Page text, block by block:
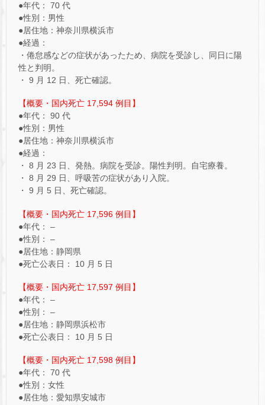
●年代： 70 代
●性別：男性
●居住地：神奈川県横浜市
●経過：
・倦怠感などの症状があったため、病院を受診し、同日に陽
性と判明。
・ 9 月 12 日、死亡確認。
【概要・国内死亡 17,594 例目】
●年代： 90 代
●性別：男性
●居住地：神奈川県横浜市
●経過：
・ 8 月 23 日、発熱。病院を受診。陽性判明。自宅療養。
・ 8 月 29 日、呼吸苦の症状があり入院。
・ 9 月 5 日、死亡確認。
【概要・国内死亡 17,596 例目】
●年代： –
●性別： –
●居住地：静岡県
●死亡公表日： 10 月 5 日
【概要・国内死亡 17,597 例目】
●年代： –
●性別： –
●居住地：静岡県浜松市
●死亡公表日： 10 月 5 日
【概要・国内死亡 17,598 例目】
●年代： 70 代
●性別：女性
●居住地：愛知県安城市